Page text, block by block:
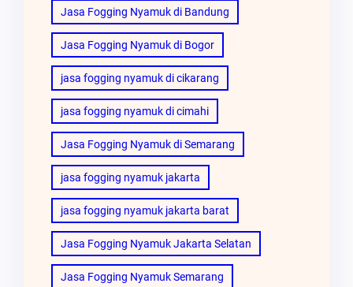
Jasa Fogging Nyamuk di Bandung
Jasa Fogging Nyamuk di Bogor
jasa fogging nyamuk di cikarang
jasa fogging nyamuk di cimahi
Jasa Fogging Nyamuk di Semarang
jasa fogging nyamuk jakarta
jasa fogging nyamuk jakarta barat
Jasa Fogging Nyamuk Jakarta Selatan
Jasa Fogging Nyamuk Semarang